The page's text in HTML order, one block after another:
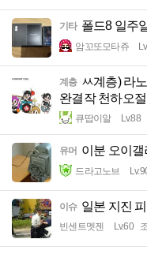
기타 폴드8 일주
암꼬또모타쥬
계층 ㅆ계층) 라
완결작 천하오절
큐땁이알 Lv.88
유머 이분 오이
드라고노브
이슈 일본 지진
빈센트멧젠 Lv.60